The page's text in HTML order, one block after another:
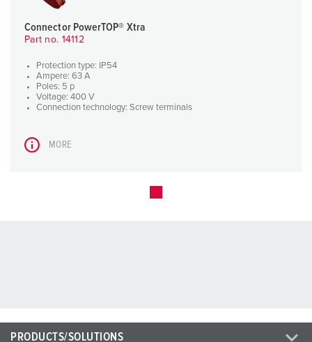
Connector PowerTOP® Xtra
Part no. 14112
Protection type: IP54
Ampere: 63 A
Poles: 5 p
Voltage: 400 V
Connection technology: Screw terminals
MORE
PRODUCTS/SOLUTIONS